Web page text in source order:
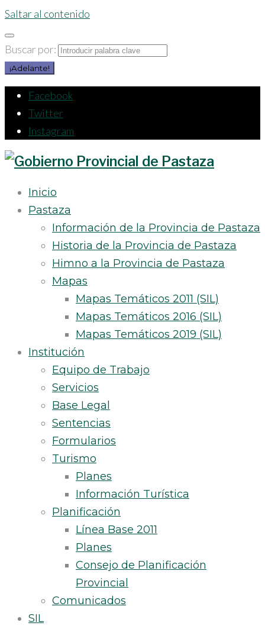
Saltar al contenido
Buscar por:
¡Adelante!
Facebook
Twitter
Instagram
Inicio
Pastaza
Información de la Provincia de Pastaza
Historia de la Provincia de Pastaza
Himno a la Provincia de Pastaza
Mapas
Mapas Temáticos 2011 (SIL)
Mapas Temáticos 2016 (SIL)
Mapas Temáticos 2019 (SIL)
Institución
Equipo de Trabajo
Servicios
Base Legal
Sentencias
Formularios
Turismo
Planes
Información Turística
Planificación
Línea Base 2011
Planes
Consejo de Planificación
Provincial
Comunicados
SIL